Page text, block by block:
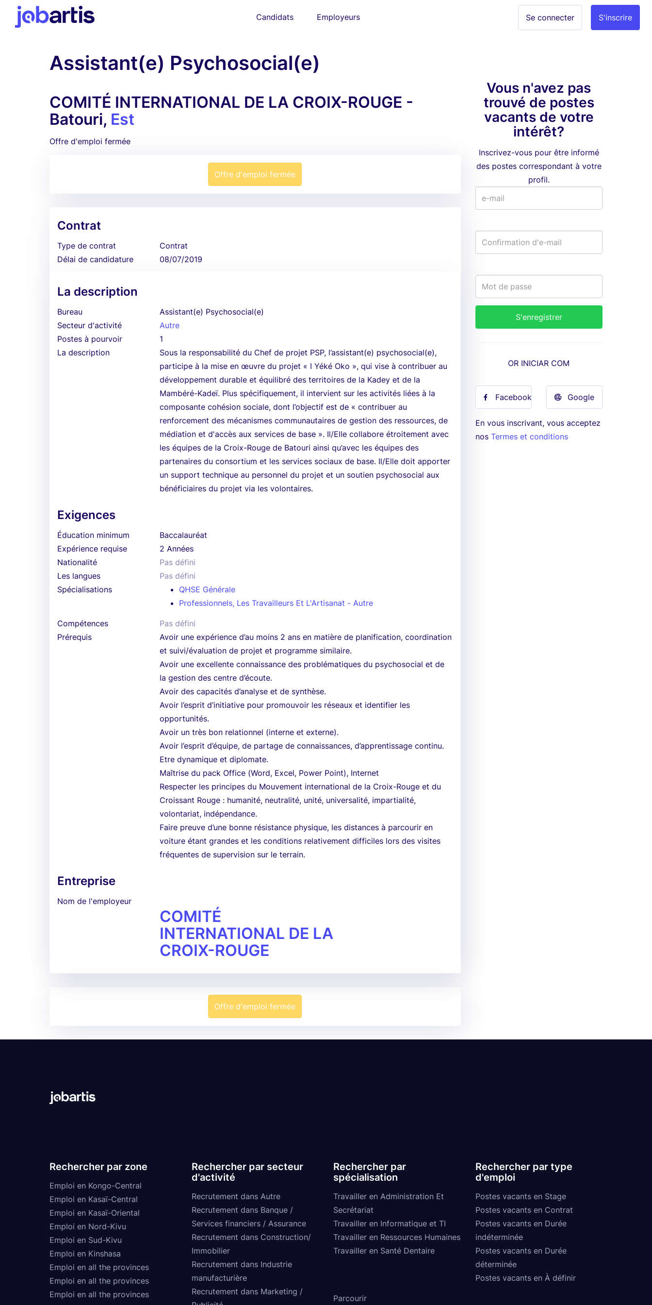
Candidats Employeurs S'inscrire
Se connecter
Assistant(e) Psychosocial(e)
COMITÉ INTERNATIONAL DE LA CROIX-ROUGE -
Batouri, Est
Offre d'emploi fermée
Offre d'emploi fermée
Contrat
Type de contrat
Contrat
Délai de candidature
08/07/2019
La description
Bureau
Assistant(e) Psychosocial(e)
Secteur d'activité
Autre
Postes à pourvoir
1
La description
Sous la responsabilité du Chef de projet PSP, l’assistant(e) psychosocial(e),
participe à la mise en œuvre du projet « I Yéké Oko », qui vise à contribuer au
développement durable et équilibré des territoires de la Kadey et de la
Mambéré-Kadeï. Plus spécifiquement, il intervient sur les activités liées à la
composante cohésion sociale, dont l’objectif est de « contribuer au
renforcement des mécanismes communautaires de gestion des ressources, de
médiation et d'accès aux services de base ». Il/Elle collabore étroitement avec
les équipes de la Croix-Rouge de Batouri ainsi qu’avec les équipes des
partenaires du consortium et les services sociaux de base. Il/Elle doit apporter
un support technique au personnel du projet et un soutien psychosocial aux
bénéficiaires du projet via les volontaires.
Exigences
Éducation minimum
Baccalauréat
Expérience requise
2 Années
Nationalité
Pas défini
Les langues
Pas défini
Spécialisations
QHSE Générale
Professionnels, Les Travailleurs Et L'Artisanat - Autre
Compétences
Pas défini
Prérequis
Avoir une expérience d’au moins 2 ans en matière de planification, coordination
et suivi/évaluation de projet et programme similaire.
Avoir une excellente connaissance des problématiques du psychosocial et de
la gestion des centre d’écoute.
Avoir des capacités d’analyse et de synthèse.
Avoir l’esprit d’initiative pour promouvoir les réseaux et identifier les
opportunités.
Avoir un très bon relationnel (interne et externe).
Avoir l’esprit d’équipe, de partage de connaissances, d’apprentissage continu.
Etre dynamique et diplomate.
Maîtrise du pack Office (Word, Excel, Power Point), Internet
Respecter les principes du Mouvement international de la Croix-Rouge et du
Croissant Rouge : humanité, neutralité, unité, universalité, impartialité,
volontariat, indépendance.
Faire preuve d’une bonne résistance physique, les distances à parcourir en
voiture étant grandes et les conditions relativement difficiles lors des visites
fréquentes de supervision sur le terrain.
Entreprise
Nom de l'employeur
COMITÉ
INTERNATIONAL DE LA
CROIX-ROUGE
Offre d'emploi fermée
Vous n'avez pas
trouvé de postes
vacants de votre
intérêt?
Inscrivez-vous pour être informé
des postes correspondant à votre
profil.
OR INICIAR COM
Facebook Google
En vous inscrivant, vous acceptez
nos Termes et conditions
Rechercher par zone
Emploi en Kongo-Central
Emploi en Kasaï-Central
Emploi en Kasaï-Oriental
Emploi en Nord-Kivu
Emploi en Sud-Kivu
Emploi en Kinshasa
Emploi en all the provinces
Emploi en all the provinces
Emploi en all the provinces
Rechercher par secteur
d'activité
Recrutement dans Autre
Recrutement dans Banque /
Services financiers / Assurance
Recrutement dans Construction/
Immobilier
Recrutement dans Industrie
manufacturière
Recrutement dans Marketing /
Rechercher par
spécialisation
Travailler en Administration Et
Secrétariat
Travailler en Informatique et TI
Travailler en Ressources Humaines
Travailler en Santé Dentaire
Rechercher par type
d'emploi
Postes vacants en Stage
Postes vacants en Contrat
Postes vacants en Durée
indéterminée
Postes vacants en Durée
déterminée
Postes vacants en À définir
Parcourir